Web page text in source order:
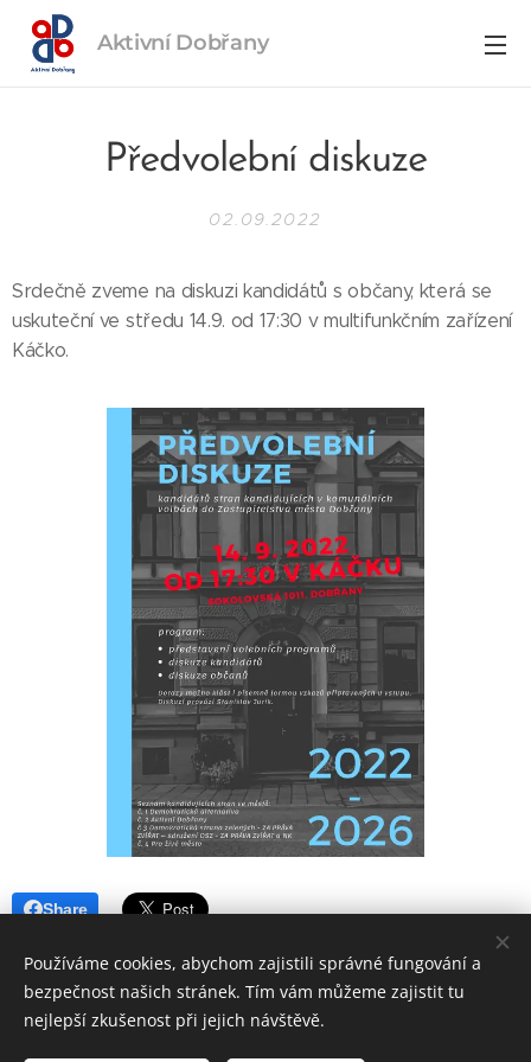
Aktivní Dobřany
Předvolební diskuze
02.09.2022
Srdečně zveme na diskuzi kandidátů s občany, která se
uskuteční ve středu 14.9. od 17:30 v multifunkčním zařízení
Káčko.
Share
Používáme cookies, abychom zajistili správné fungování a
bezpečnost našich stránek. Tím vám můžeme zajistit tu
nejlepší zkušenost při jejich návštěvě.